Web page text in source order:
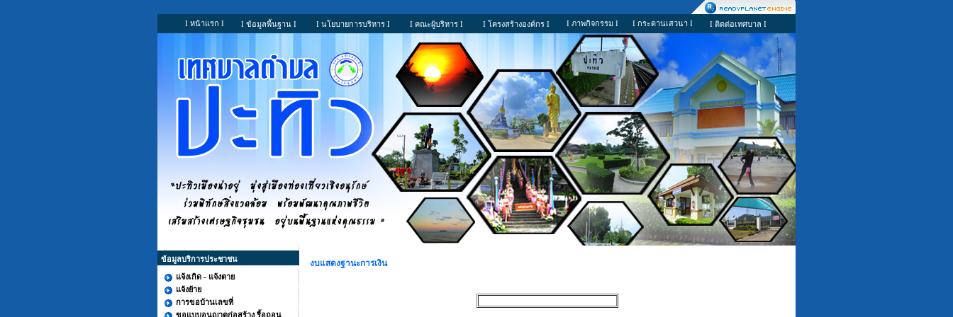
I หน้าแรก I I ข้อมูลพื้นฐาน I I นโยบายการบริหาร I I คณะผู้บริหาร I I โครงสร้างองค์กร I I ภาพกิจกรรม I I กระดานเสวนา I I ติดต่อเทศบาล I
ข้อมูลบริการประชาชน
แจ้งเกิด - แจ้งตาย
แจ้งย้าย
การขอบ้านเลขที่
ขอแบบอนุญาตก่อสร้าง รื้อถอน
งบแสดงฐานะการเงิน